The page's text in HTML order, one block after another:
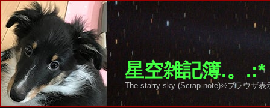
星空雑記簿.。
The starry sky (Scrap note)※ブラウザ